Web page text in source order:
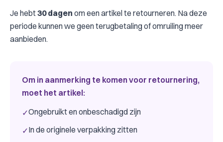
Je hebt30 dagen om een artikel te retourneren. Na deze
periode kunnen we geen terugbetaling of omruiling meer
aanbieden.
Om in aanmerking te komen voor retournering,
moet het artikel:
✓Ongebruikt en onbeschadigd zijn
✓In de originele verpakking zitten